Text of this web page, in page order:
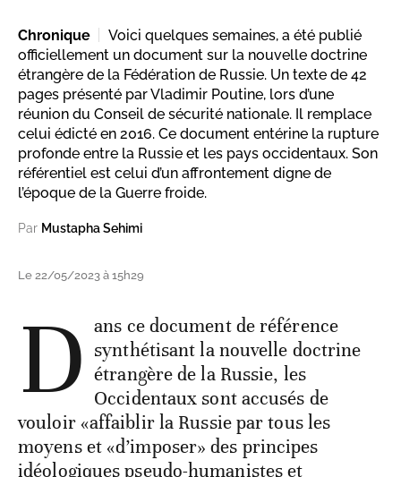
Chronique
Voici quelques semaines, a été publié
officiellement un document sur la nouvelle doctrine
étrangère de la Fédération de Russie. Un texte de 42
pages présenté par Vladimir Poutine, lors d’une
réunion du Conseil de sécurité nationale. Il remplace
celui édicté en 2016. Ce document entérine la rupture
profonde entre la Russie et les pays occidentaux. Son
référentiel est celui d’un affrontement digne de
l’époque de la Guerre froide.
Par Mustapha Sehimi
Le 22/05/2023 à 15h29
D ans ce document de référence
synthétisant la nouvelle doctrine
étrangère de la Russie, les
Occidentaux sont accusés de
vouloir «affaiblir la Russie par tous les
moyens et «d’imposer» des principes
idéologiques pseudo-humanistes et